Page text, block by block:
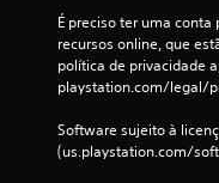
É preciso ter uma conta
recursos online, que
política de privacidade
playstation.com/legal/
Software sujeito à
(us.playstation.com/